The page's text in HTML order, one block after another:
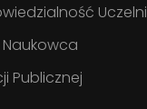
Uczelni
Publicznej